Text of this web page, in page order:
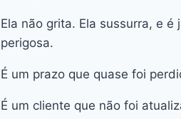
Ela não grita. Ela sussurra, e
perigosa.
É um prazo que quase foi
É um cliente que não foi